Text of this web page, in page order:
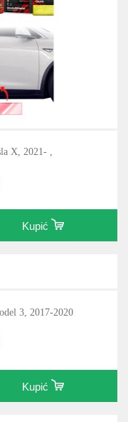
X, 2021- ,
Kupić
3, 2017-2020
Kupić